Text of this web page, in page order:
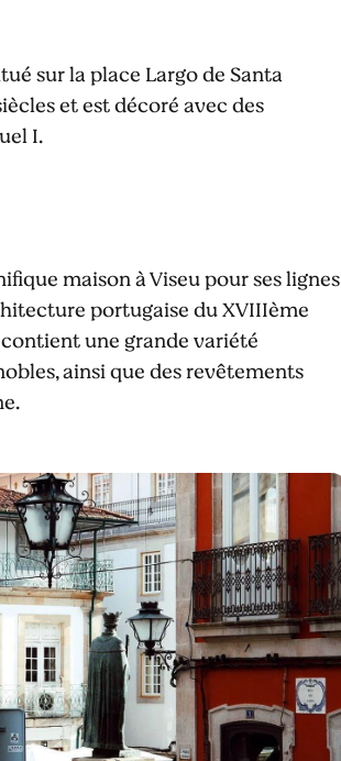
sur la place Largo de Santa
et est décoré avec des
I.
maison à Viseu pour ses lignes
portugaise du XVIIIème
une grande variété
ainsi que des revêtements